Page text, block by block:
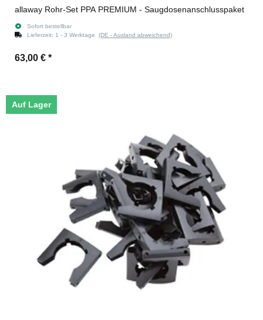
allaway Rohr-Set PPA PREMIUM - Saugdosenanschlusspaket
Sofort bestellbar
Lieferzeit: 1 - 3 Werktage (DE - Ausland abweichend)
63,00 € *
Auf Lager